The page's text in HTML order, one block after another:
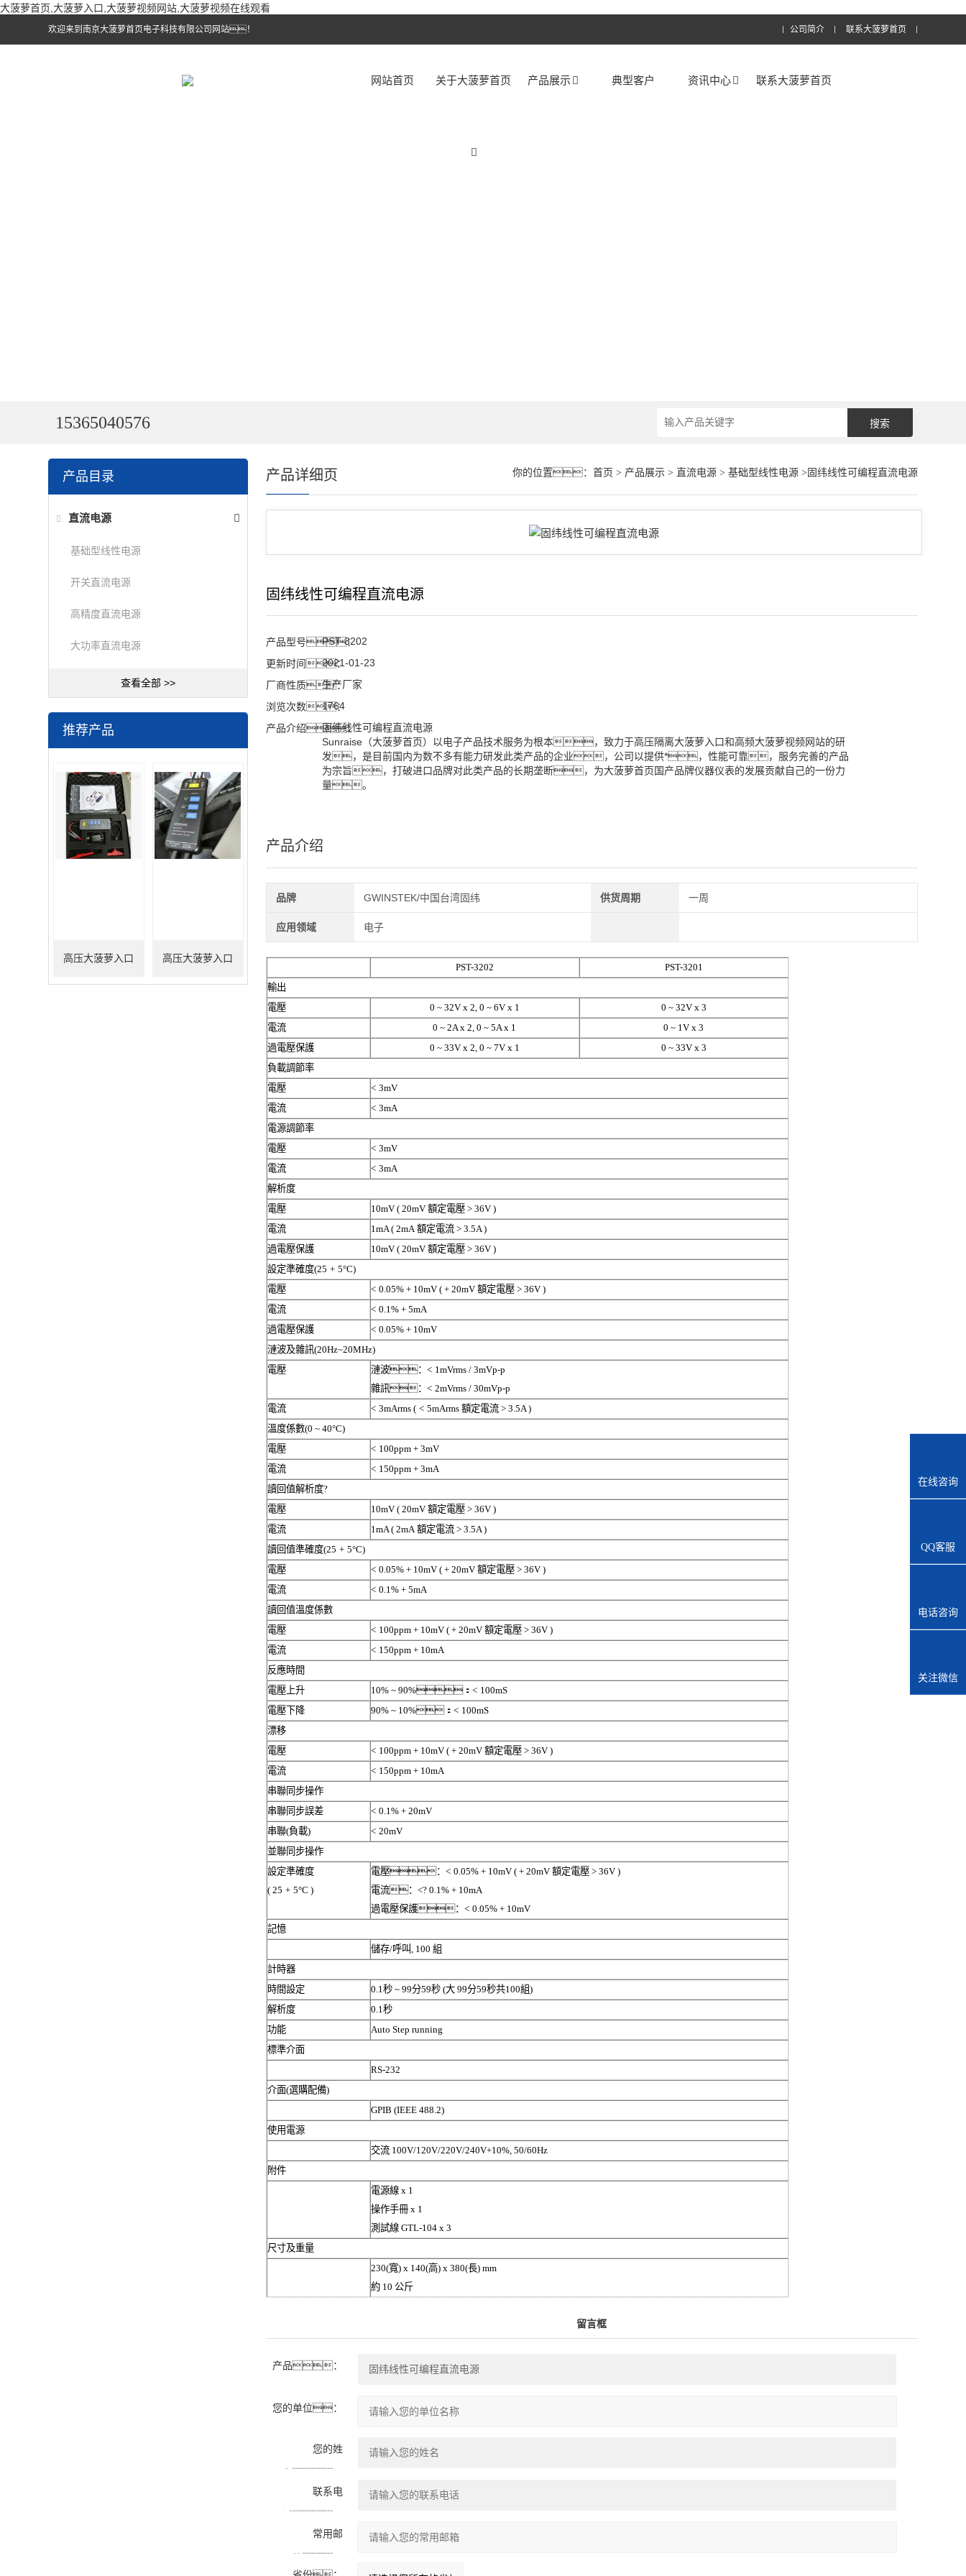
大菠萝首页,大菠萝入口,大菠萝视频网站,大菠萝视频在线观看
欢迎来到南京大菠萝首页电子科技有限公司网站！ 公司简介 联系大菠萝首页
网站首页 关于大菠萝首页 产品展示 典型客户 资讯中心 联系大菠萝首页
15365040576
产品目录
直流电源
基础型线性电源
开关直流电源
高精度直流电源
大功率直流电源
查看全部 >>
推荐产品
高压大菠萝入口 高压大菠萝入口
你的位置： 首页 > 产品展示> 直流电源 > 基础型线性电源 >固纬线性可编程直流电源
产品详细页
固纬线性可编程直流电源
产品型号：
PST-3202
更新时间：2021-01-23
厂商性质：
生产厂家
浏览次数：
1764
产品介绍：固纬线性可编程直流电源
Sunraise（大菠萝首页）以电子产品技术服务为根本，致力于高压隔离大菠萝入口和高频大菠萝视频网站的研
发，是目前国内为数不多有能力研发此类产品的企业，公司以提供*，性能可靠，服务完善的产品
为宗旨，打破进口品牌对此类产品的长期垄断，为大菠萝首页国产品牌仪器仪表的发展贡献自己的一份力
量。
产品介绍
品牌 GWINSTEK/中国台湾固纬 供货周期 一周
应用领域 电子
PST-3202
PST-3201
輸出
電壓
0 ~ 32V x 2, 0 ~ 6V x 1
0 ~ 32V x 3
電流
0 ~ 2A x 2, 0 ~ 5A x 1
0 ~ 1V x 3
過電壓保護
0 ~ 33V x 2, 0 ~ 7V x 1
0 ~ 33V x 3
負載調節率
電壓
< 3mV
電流
< 3mA
電源調節率
電壓
< 3mV
電流
< 3mA
解析度
電壓
10mV ( 20mV 額定電壓> 36V )
電流
1mA ( 2mA額定電流> 3.5A )
過電壓保護
10mV ( 20mV 額定電壓> 36V )
設定準確度(25 + 5°C)
電壓
< 0.05% + 10mV ( + 20mV 額定電壓> 36V )
電流
< 0.1% + 5mA
過電壓保護
< 0.05% + 10mV
漣波及雜訊(20Hz~20MHz)
電壓
漣波： < 1mVrms / 3mVp-p
雜訊： < 2mVrms / 30mVp-p
電流
< 3mArms ( < 5mArms 額定電流> 3.5A )
溫度係數(0 ~ 40°C)
電壓
< 100ppm + 3mV
電流
< 150ppm + 3mA
讀回值解析度?
電壓
10mV ( 20mV 額定電壓> 36V )
電流
1mA ( 2mA額定電流> 3.5A )
讀回值準確度(25 + 5°C)
電壓
< 0.05% + 10mV ( + 20mV 額定電壓> 36V )
電流
< 0.1% + 5mA
讀回值溫度係數
電壓
< 100ppm + 10mV ( + 20mV 額定電壓> 36V )
電流
< 150ppm + 10mA
反應時間
電壓上升
10% ~ 90%： < 100mS
電壓下降
90% ~ 10%： < 100mS
漂移
電壓
< 100ppm + 10mV ( + 20mV 額定電壓> 36V )
電流
< 150ppm + 10mA
串聯同步操作
串聯同步誤差
< 0.1% + 20mV
串聯(負載) < 20mV
並聯同步操作
設定準確度
( 25 + 5°C )
電壓： < 0.05% + 10mV ( + 20mV 額定電壓> 36V )
電流： <? 0.1% + 10mA
過電壓保護： < 0.05% + 10mV
記憶
儲存/呼叫, 100 組
計時器
時間設定
0.1秒~ 99分59秒(大99分59秒共100組)
解析度
0.1秒
功能
Auto Step running
標準介面
RS-232
介面(選購配備)
GPIB (IEEE 488.2)
使用電源
交流100V/120V/220V/240V+10%, 50/60Hz
附件
電源線x 1
操作手冊x 1
測試線GTL-104 x 3
尺寸及重量
230(寬) x 140(高) x 380(長) mm
約10 公斤
留言框
产品：
您的单位：
您的姓
联系电
常用邮
在线咨询
QQ客服
电话咨询
关注微信